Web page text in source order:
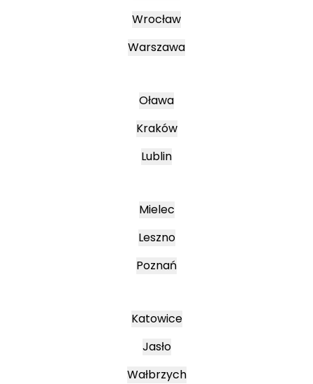
Wrocław
Warszawa
Oława
Kraków
Lublin
Mielec
Leszno
Poznań
Katowice
Jasło
Wałbrzych